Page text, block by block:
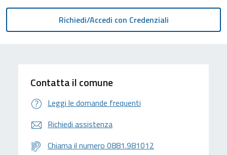
Contatta il comune
Leggi le domande frequenti
Richiedi assistenza
Chiama il numero 0881.981012